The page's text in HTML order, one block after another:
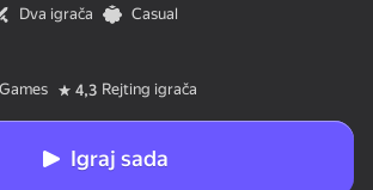
Dva igrača
Casual
4,3 Rejting igrača
Igraj sada